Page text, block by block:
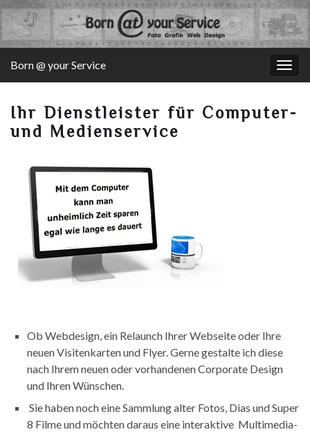
Born @ your Service
Ihr Dienstleister für Computer-
und Medienservice
Ob Webdesign, ein Relaunch Ihrer Webseite oder Ihre
neuen Visitenkarten und Flyer. Gerne gestalte ich diese
nach Ihrem neuen oder vorhandenen Corporate Design
und Ihren Wünschen.
Sie haben noch eine Sammlung alter Fotos, Dias und Super
8 Filme und möchten daraus eine interaktive Multimedia-